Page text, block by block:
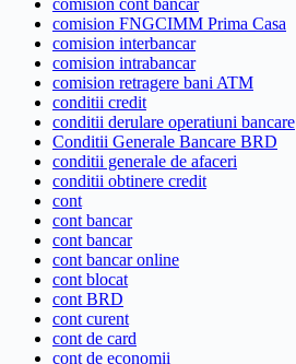
comision cont bancar
comision FNGCIMM Prima Casa
comision interbancar
comision intrabancar
comision retragere bani ATM
conditii credit
conditii derulare operatiuni bancare
Conditii Generale Bancare BRD
conditii generale de afaceri
conditii obtinere credit
cont
cont bancar
cont bancar
cont bancar online
cont blocat
cont BRD
cont curent
cont de card
cont de economii